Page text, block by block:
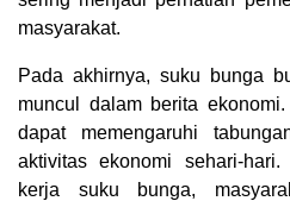
masyarakat.
Pada akhirnya, suku bunga
muncul dalam berita
dapat memengaruhi
aktivitas ekonomi sehari-
kerja suku bunga,